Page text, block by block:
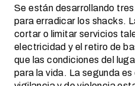
Se están desarrollando
para erradicar los shacks.
cortar o limitar servicios
electricidad y el retiro de
que las condiciones del
para la vida. La segunda